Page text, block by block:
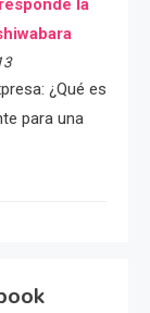
la
¿Qué es
para una